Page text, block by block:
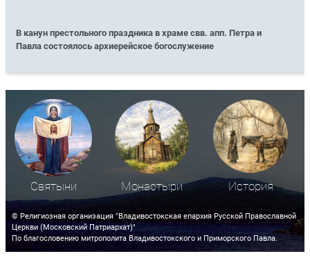
В канун престольного праздника в храме свв. апп. Петра и
Павла состоялось архиерейское богослужение
Святыни Монастыри История
© Религиозная организация "Владивостокская епархия Русской Православной
Церкви (Московский Патриархат)"
По благословению митрополита Владивостокского и Приморского Павла.